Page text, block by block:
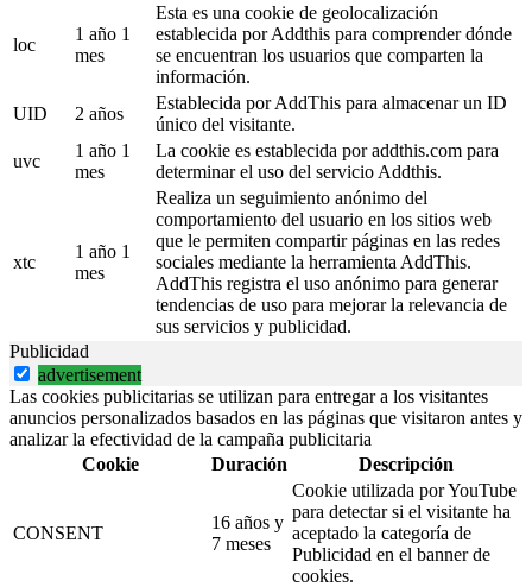
loc
1 año 1
mes
Esta es una cookie de geolocalización
establecida por Addthis para comprender dónde
se encuentran los usuarios que comparten la
información.
UID
2 años
Establecida por AddThis para almacenar un ID
único del visitante.
uvc
1 año 1
mes
La cookie es establecida por addthis.com para
determinar el uso del servicio Addthis.
xtc
1 año 1
mes
Realiza un seguimiento anónimo del
comportamiento del usuario en los sitios web
que le permiten compartir páginas en las redes
sociales mediante la herramienta AddThis.
AddThis registra el uso anónimo para generar
tendencias de uso para mejorar la relevancia de
sus servicios y publicidad.
Publicidad
advertisement
Las cookies publicitarias se utilizan para entregar a los visitantes
anuncios personalizados basados en las páginas que visitaron antes y
analizar la efectividad de la campaña publicitaria
Cookie
Duración Descripción
CONSENT
16 años y
7 meses
Cookie utilizada por YouTube
para detectar si el visitante ha
aceptado la categoría de
Publicidad en el banner de
cookies.